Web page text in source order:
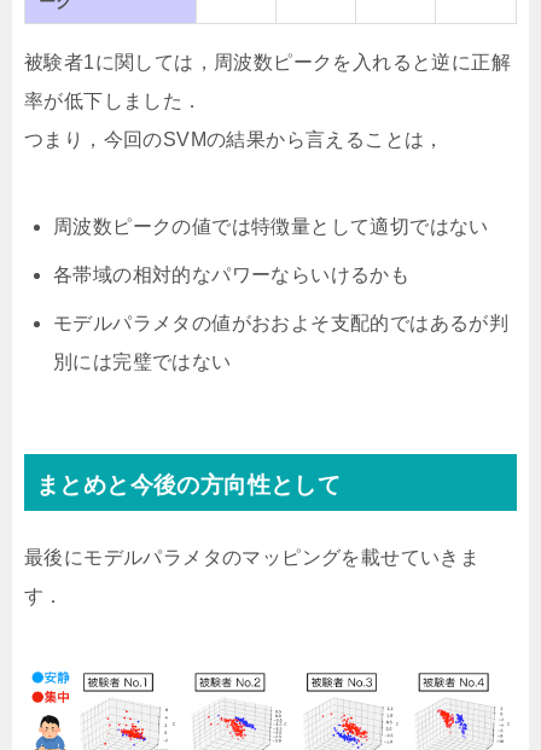
被験者1に関しては，周波数ピークを入れると逆に正解
率が低下しました．
つまり，今回のSVMの結果から言えることは，
周波数ピークの値では特徴量として適切ではない
各帯域の相対的なパワーならいけるかも
モデルパラメタの値がおおよそ支配的ではあるが判
別には完璧ではない
まとめと今後の方向性として
最後にモデルパラメタのマッピングを載せていきま
す．